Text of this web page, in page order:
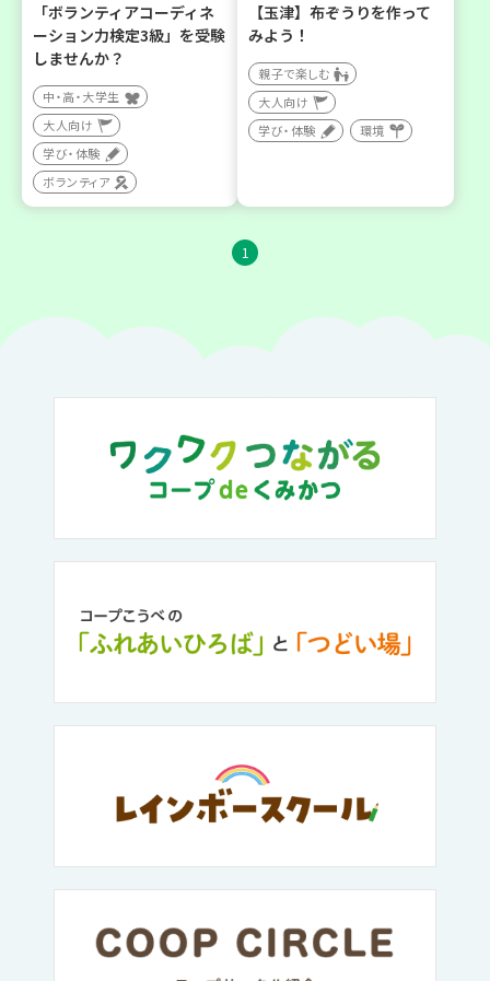
「ボランティアコーディネ
ーション力検定3級」を受験
しませんか？
中・高・大学生
大人向け
学び・体験
ボランティア
【玉津】布ぞうりを作って
みよう！
親子で楽しむ
大人向け
学び・体験
環境
1